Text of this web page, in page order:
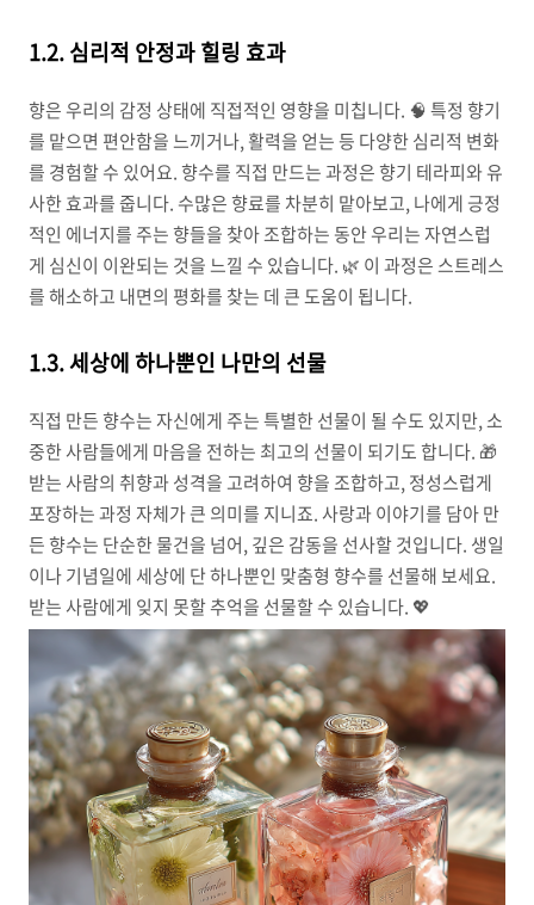
1.2. 심리적 안정과 힐링 효과
향은 우리의 감정 상태에 직접적인 영향을 미칩니다. 🧠 특정 향기
를 맡으면 편안함을 느끼거나, 활력을 얻는 등 다양한 심리적 변화
를 경험할 수 있어요. 향수를 직접 만드는 과정은 향기 테라피와 유
사한 효과를 줍니다. 수많은 향료를 차분히 맡아보고, 나에게 긍정
적인 에너지를 주는 향들을 찾아 조합하는 동안 우리는 자연스럽
게 심신이 이완되는 것을 느낄 수 있습니다. 🌿 이 과정은 스트레스
를 해소하고 내면의 평화를 찾는 데 큰 도움이 됩니다.
1.3. 세상에 하나뿐인 나만의 선물
직접 만든 향수는 자신에게 주는 특별한 선물이 될 수도 있지만, 소
중한 사람들에게 마음을 전하는 최고의 선물이 되기도 합니다. 🎁
받는 사람의 취향과 성격을 고려하여 향을 조합하고, 정성스럽게
포장하는 과정 자체가 큰 의미를 지니죠. 사랑과 이야기를 담아 만
든 향수는 단순한 물건을 넘어, 깊은 감동을 선사할 것입니다. 생일
이나 기념일에 세상에 단 하나뿐인 맞춤형 향수를 선물해 보세요.
받는 사람에게 잊지 못할 추억을 선물할 수 있습니다. 💖